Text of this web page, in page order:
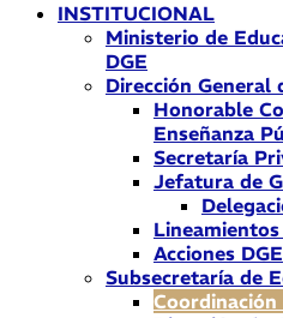
INSTITUCIONAL
Ministerio de
DGE
Dirección General
Honorable
Enseñanza
Secretaría
Jefatura de
Acciones DGE
Subsecretaría de